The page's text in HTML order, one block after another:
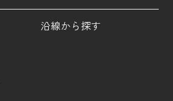
沿線から探す